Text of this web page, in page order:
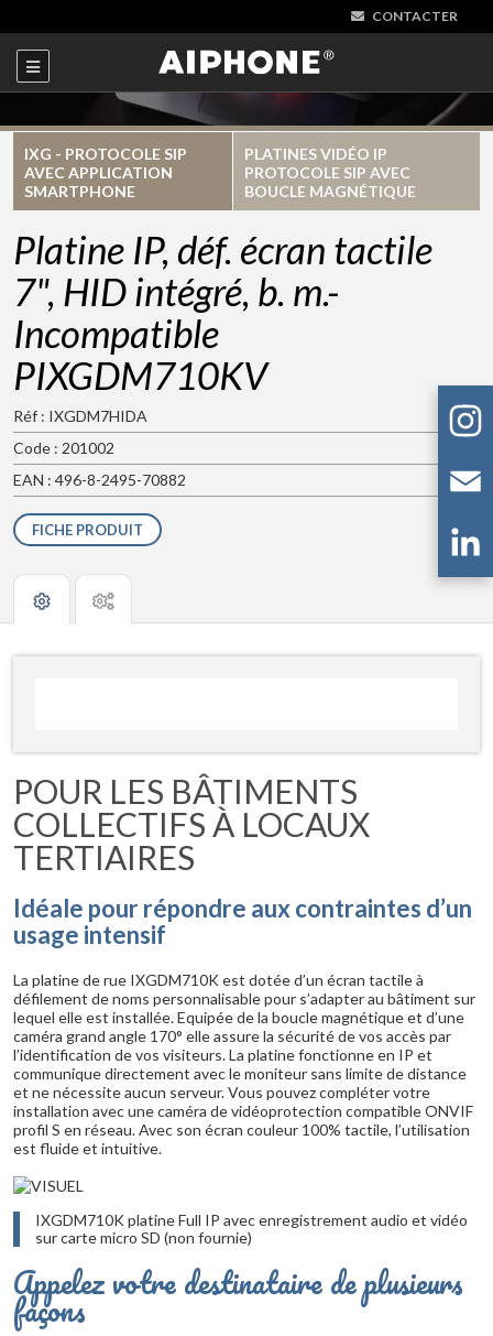
CONTACTER
IXG - PROTOCOLE SIP
AVEC APPLICATION
SMARTPHONE
PLATINES VIDÉO IP
PROTOCOLE SIP AVEC
BOUCLE MAGNÉTIQUE
Platine IP, déf. écran tactile
7", HID intégré, b. m.-
Incompatible
PIXGDM710KV
Réf : IXGDM7HIDA
Code : 201002
EAN : 496-8-2495-70882
FICHE PRODUIT
POUR LES BÂTIMENTS
COLLECTIFS À LOCAUX
TERTIAIRES
Idéale pour répondre aux contraintes d’un
usage intensif
La platine de rue IXGDM710K est dotée d’un écran tactile à
défilement de noms personnalisable pour s’adapter au bâtiment sur
lequel elle est installée. Equipée de la boucle magnétique et d’une
caméra grand angle 170° elle assure la sécurité de vos accès par
l’identification de vos visiteurs. La platine fonctionne en IP et
communique directement avec le moniteur sans limite de distance
et ne nécessite aucun serveur. Vous pouvez compléter votre
installation avec une caméra de vidéoprotection compatible ONVIF
profil S en réseau. Avec son écran couleur 100% tactile, l’utilisation
est fluide et intuitive.
IXGDM710K platine Full IP avec enregistrement audio et vidéo
sur carte micro SD (non fournie)
Appelez votre destinataire de plusieurs
façons